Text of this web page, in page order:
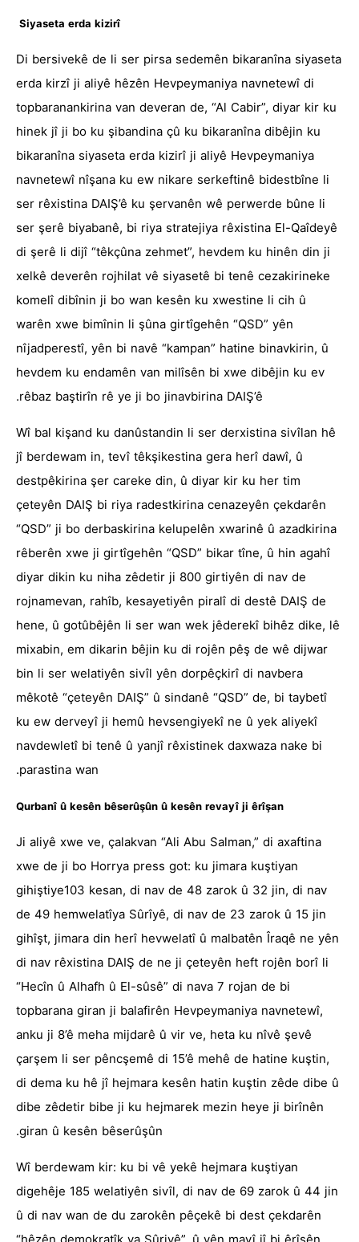
Siyaseta erda kizirî
Di bersivekê de li ser pirsa sedemên bikaranîna siyaseta
erda kirzî ji aliyê hêzên Hevpeymaniya navnetewî di
topbaranankirina van deveran de, “Al Cabir”, diyar kir ku
hinek jî ji bo ku şibandina çû ku bikaranîna dibêjin ku
bikaranîna siyaseta erda kizirî ji aliyê Hevpeymaniya
navnetewî nîşana ku ew nikare serkeftinê bidestbîne li
ser rêxistina DAIŞ’ê ku şervanên wê perwerde bûne li
ser şerê biyabanê, bi riya stratejiya rêxistina El-Qaîdeyê
di şerê li dijî “têkçûna zehmet”, hevdem ku hinên din ji
xelkê deverên rojhilat vê siyasetê bi tenê cezakirineke
komelî dibînin ji bo wan kesên ku xwestine li cih û
warên xwe bimînin li şûna girtîgehên “QSD” yên
nîjadperestî, yên bi navê “kampan” hatine binavkirin, û
hevdem ku endamên van milîsên bi xwe dibêjin ku ev
rêbaz baştirîn rê ye ji bo jinavbirina DAIŞ’ê.
Wî bal kişand ku danûstandin li ser derxistina sivîlan hê
jî berdewam in, tevî têkşikestina gera herî dawî, û
destpêkirina şer careke din, û diyar kir ku her tim
çeteyên DAIŞ bi riya radestkirina cenazeyên çekdarên
“QSD” ji bo derbaskirina kelupelên xwarinê û azadkirina
rêberên xwe ji girtîgehên “QSD” bikar tîne, û hin agahî
diyar dikin ku niha zêdetir ji 800 girtiyên di nav de
rojnamevan, rahîb, kesayetiyên piralî di destê DAIŞ de
hene, û gotûbêjên li ser wan wek jêderekî bihêz dike, lê
mixabin, em dikarin bêjin ku di rojên pêş de wê dijwar
bin li ser welatiyên sivîl yên dorpêçkirî di navbera
mêkotê “çeteyên DAIŞ” û sindanê “QSD” de, bi taybetî
ku ew derveyî ji hemû hevsengiyekî ne û yek aliyekî
navdewletî bi tenê û yanjî rêxistinek daxwaza nake bi
parastina wan.
Qurbanî û kesên bêserûşûn û kesên revayî ji êrîşan
Ji aliyê xwe ve, çalakvan “Ali Abu Salman,” di axaftina
xwe de ji bo Horrya press got: ku jimara kuştiyan
gihiştiye103 kesan, di nav de 48 zarok û 32 jin, di nav
de 49 hemwelatîya Sûrîyê, di nav de 23 zarok û 15 jin
gihîşt, jimara din herî hevwelatî û malbatên Îraqê ne yên
di nav rêxistina DAIŞ de ne ji çeteyên heft rojên borî li
“Hecîn û Alhafh û El-sûsê” di nava 7 rojan de bi
topbarana giran ji balafirên Hevpeymaniya navnetewî,
anku ji 8’ê meha mijdarê û vir ve, heta ku nîvê şevê
çarşem li ser pêncşemê di 15’ê mehê de hatine kuştin,
di dema ku hê jî hejmara kesên hatin kuştin zêde dibe û
dibe zêdetir bibe ji ku hejmarek mezin heye ji birînên
giran û kesên bêserûşûn.
Wî berdewam kir: ku bi vê yekê hejmara kuştiyan
digehêje 185 welatiyên sivîl, di nav de 69 zarok û 44 jin
û di nav wan de du zarokên pêçekê bi dest çekdarên